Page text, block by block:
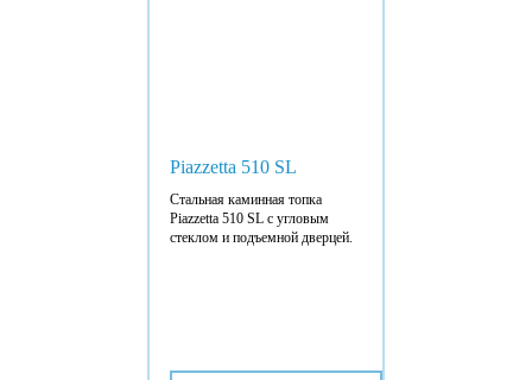
Piazzetta 510 SL
Стальная каминная топка
Piazzetta 510 SL с угловым
стеклом и подъемной дверцей.